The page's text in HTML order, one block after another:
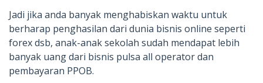
Jadi jika anda banyak menghabiskan waktu untuk
berharap penghasilan dari dunia bisnis online seperti
forex dsb, anak-anak sekolah sudah mendapat lebih
banyak uang dari bisnis pulsa all operator dan
pembayaran PPOB.